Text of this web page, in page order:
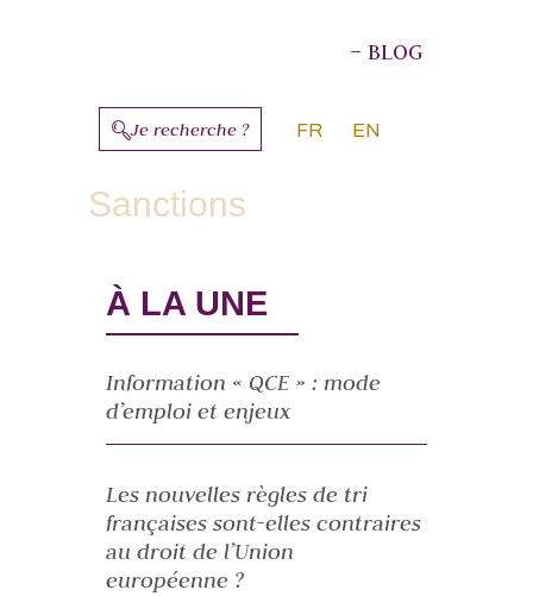
– BLOG
Je recherche ? FR EN
Sanctions
À LA UNE
Information « QCE » : mode
d’emploi et enjeux
Les nouvelles règles de tri
françaises sont-elles contraires
au droit de l’Union
européenne ?